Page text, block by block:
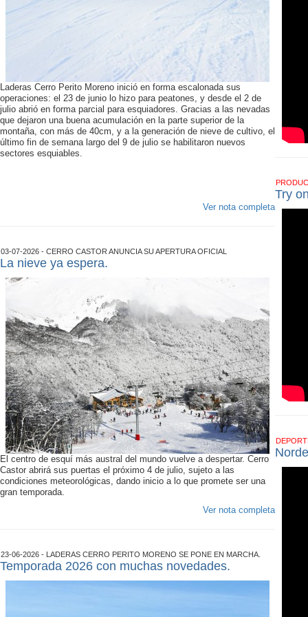
Laderas Cerro Perito Moreno inició en forma escalonada sus
operaciones: el 23 de junio lo hizo para peatones, y desde el 2 de
julio abrió en forma parcial para esquiadores. Gracias a las nevadas
que dejaron una buena acumulación en la parte superior de la
montaña, con más de 40cm, y a la generación de nieve de cultivo, el
último fin de semana largo del 9 de julio se habilitaron nuevos
sectores esquiables.
Ver nota completa
03-07-2026 - CERRO CASTOR ANUNCIA SU APERTURA OFICIAL
La nieve ya espera.
El centro de esquí más austral del mundo vuelve a despertar. Cerro
Castor abrirá sus puertas el próximo 4 de julio, sujeto a las
condiciones meteorológicas, dando inicio a lo que promete ser una
gran temporada.
Ver nota completa
23-06-2026 - LADERAS CERRO PERITO MORENO SE PONE EN MARCHA.
Temporada 2026 con muchas novedades.
Try